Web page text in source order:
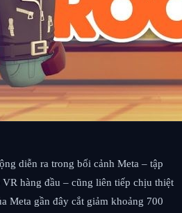
diễn ra trong bối cảnh Meta – tập
hàng đầu – cũng liên tiếp chịu thiệt
Meta gần đây cắt giảm khoảng 700